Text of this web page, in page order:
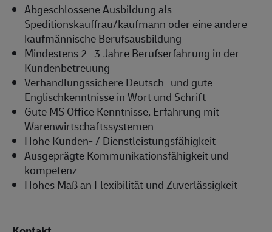
Abgeschlossene Ausbildung als
Speditionskauffrau/kaufmann oder eine andere
kaufmännische Berufsausbildung
Mindestens 2- 3 Jahre Berufserfahrung in der
Kundenbetreuung
Verhandlungssichere Deutsch- und gute
Englischkenntnisse in Wort und Schrift
Gute MS Office Kenntnisse, Erfahrung mit
Warenwirtschaftssystemen
Hohe Kunden- / Dienstleistungsfähigkeit
Ausgeprägte Kommunikationsfähigkeit und -
kompetenz
Hohes Maß an Flexibilität und Zuverlässigkeit